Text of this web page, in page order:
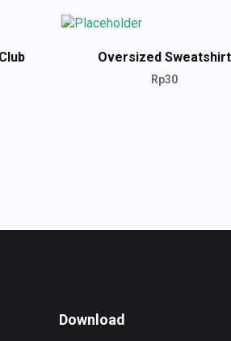
Oversized Sweatshirt
Rp30
Download